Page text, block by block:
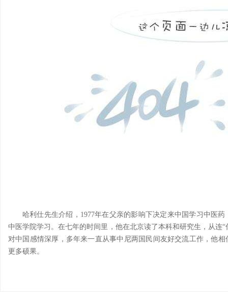
哈利仕先生介绍，1977年在父亲的影响下决定来中国学习中医
中医学院学习。在七年的时间里，他在北京读了本科和研究生，从连
对中国感情深厚，多年来一直从事中尼两国民间友好交流工作，他
更多硕果。